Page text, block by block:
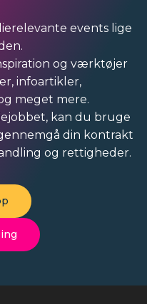
events lige
og værktøjer
infoartikler,
meget mere.
kan du bruge
din kontrakt
og rettigheder.